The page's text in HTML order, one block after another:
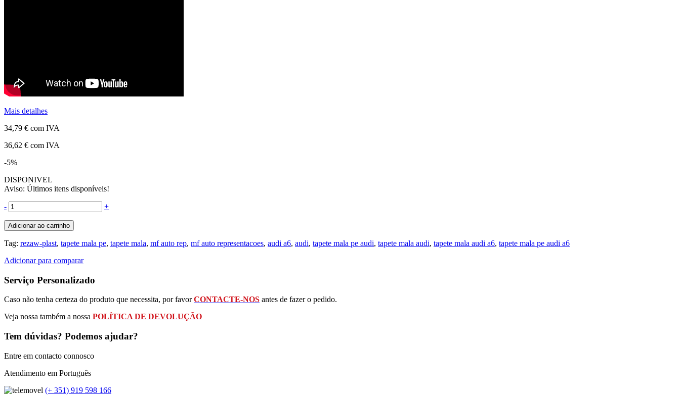
Mais detalhes
34,79 € com IVA
36,62 € com IVA
-5%
DISPONIVEL
Aviso: Últimos itens disponíveis!
- +
Adicionar ao carrinho
Tag: rezaw-plast, tapete mala pe, tapete mala, mf auto rep, mf auto representacoes, audi a6, audi, tapete mala pe audi, tapete mala audi, tapete mala audi a6, tapete mala pe audi a6
Adicionar para comparar
Serviço Personalizado
Caso não tenha certeza do produto que necessita, por favorCONTACTE-NOS antes de fazer o pedido.
Veja nossa também a nossa POLÍTICA DE DEVOLUÇÃO
Tem dúvidas? Podemos ajudar?
Entre em contacto connosco
Atendimento em Português
(+ 351) 919 598 166